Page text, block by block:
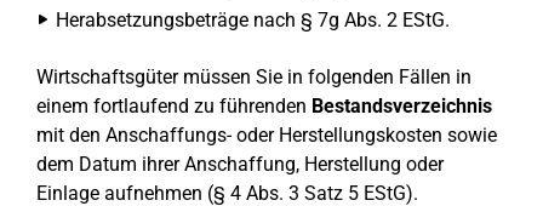
Herabsetzungsbeträge nach § 7g Abs. 2 EStG.
Wirtschaftsgüter müssen Sie in folgenden Fällen in
einem fortlaufend zu führenden Bestandsverzeichnis
mit den Anschaffungs- oder Herstellungskosten sowie
dem Datum ihrer Anschaffung, Herstellung oder
Einlage aufnehmen (§ 4 Abs. 3 Satz 5 EStG).